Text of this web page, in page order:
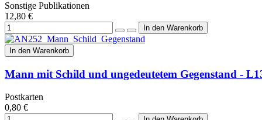
Sonstige Publikationen
12,80 €
In den Warenkorb
Mann mit Schild und ungedeutetem Gegenstand -
Postkarten
0,80 €